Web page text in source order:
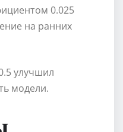
0.025
на ранних
улучшил
модели.